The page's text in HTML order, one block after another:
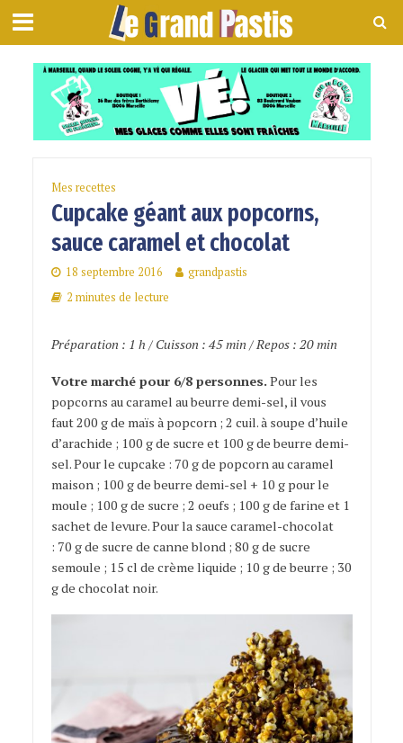
Mes recettes
Cupcake géant aux popcorns,
sauce caramel et chocolat
18 septembre 2016
grandpastis
2 minutes de lecture
Préparation : 1 h / Cuisson : 45 min / Repos : 20 min
Votre marché pour 6/8 personnes. Pour les
popcorns au caramel au beurre demi-sel, il vous
faut 200 g de maïs à popcorn ; 2 cuil. à soupe d’huile
d’arachide ; 100 g de sucre et 100 g de beurre demi-
sel. Pour le cupcake : 70 g de popcorn au caramel
maison ; 100 g de beurre demi-sel + 10 g pour le
moule ; 100 g de sucre ; 2 oeufs ; 100 g de farine et 1
sachet de levure. Pour la sauce caramel-chocolat
: 70 g de sucre de canne blond ; 80 g de sucre
semoule ; 15 cl de crème liquide ; 10 g de beurre ; 30
g de chocolat noir.